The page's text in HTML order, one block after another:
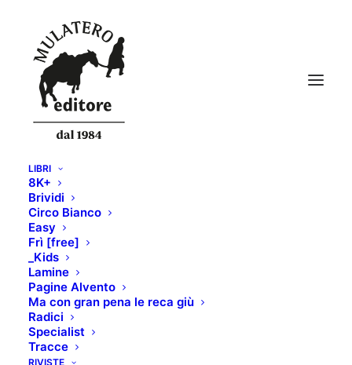
LIBRI
8K+
Brividi
Circo Bianco
Easy
Frì [free]
_Kids
Lamine
Pagine Alvento
Ma con gran pena le reca giù
Radici
Specialist
Tracce
RIVISTE
Home LA BIBBIA DELL'ARRAMPICATA